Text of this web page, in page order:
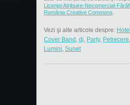
Licenţei Atribuire-Necomercial-
România Creative Commons
Vezi şi alte articole despre: Hotel
Cover Band , dj, Party, Petrecere,
Lumini, Sunet